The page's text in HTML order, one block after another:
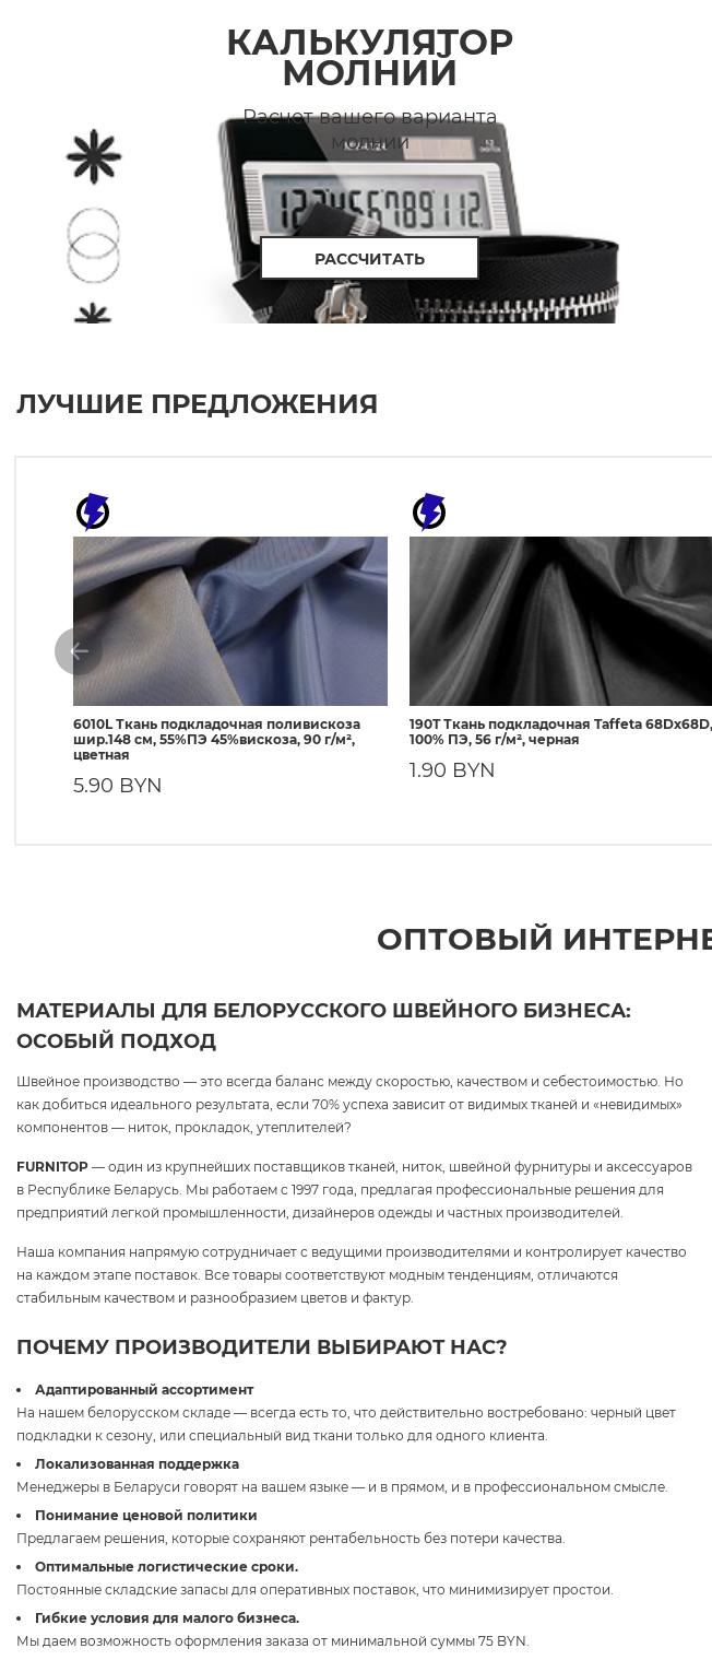
КАЛЬКУЛЯТОР
МОЛНИЙ
Расчет вашего варианта
молнии
РАССЧИТАТЬ
ЛУЧШИЕ ПРЕДЛОЖЕНИЯ
6010L Ткань подкладочная поливискоза
шир.148 см, 55%ПЭ 45%вискоза, 90 г/м²,
цветная
5.90 BYN
190T Ткань подкладочная Taffeta 68Dх68D,
100% ПЭ, 56 г/м², черная
1.90 BYN
ОПТОВЫЙ
МАТЕРИАЛЫ ДЛЯ БЕЛОРУССКОГО ШВЕЙНОГО БИЗНЕСА:
ОСОБЫЙ ПОДХОД
Швейное производство — это всегда баланс между скоростью, качеством и себестоимостью. Но
как добиться идеального результата, если 70% успеха зависит от видимых тканей и «невидимых»
компонентов — ниток, прокладок, утеплителей?
FURNITOP — один из крупнейших поставщиков тканей, ниток, швейной фурнитуры и аксессуаров
в Республике Беларусь. Мы работаем с 1997 года, предлагая профессиональные решения для
предприятий легкой промышленности, дизайнеров одежды и частных производителей.
Наша компания напрямую сотрудничает с ведущими производителями и контролирует качество
на каждом этапе поставок. Все товары соответствуют модным тенденциям, отличаются
стабильным качеством и разнообразием цветов и фактур.
ПОЧЕМУ ПРОИЗВОДИТЕЛИ ВЫБИРАЮТ НАС?
Адаптированный ассортимент
На нашем белорусском складе — всегда есть то, что действительно востребовано: черный цвет
подкладки к сезону, или специальный вид ткани только для одного клиента.
Локализованная поддержка
Менеджеры в Беларуси говорят на вашем языке — и в прямом, и в профессиональном смысле.
Понимание ценовой политики
Предлагаем решения, которые сохраняют рентабельность без потери качества.
Оптимальные логистические сроки.
Постоянные складские запасы для оперативных поставок, что минимизирует простои.
Гибкие условия для малого бизнеса.
Мы даем возможность оформления заказа от минимальной суммы 75 BYN.